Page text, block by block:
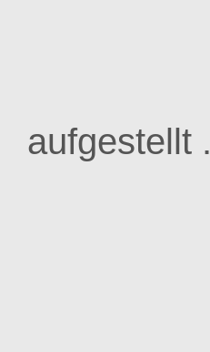
aufgestellt .